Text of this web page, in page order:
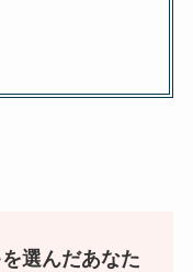
選んだあなた